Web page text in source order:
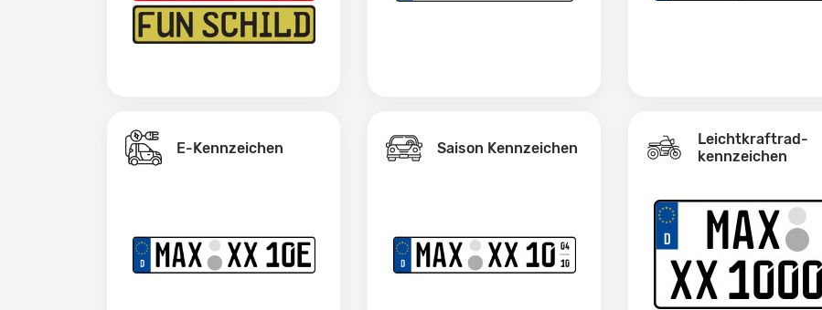
E-Kennzeichen Saison Kennzeichen
Leichtkraftrad­
kennzeichen